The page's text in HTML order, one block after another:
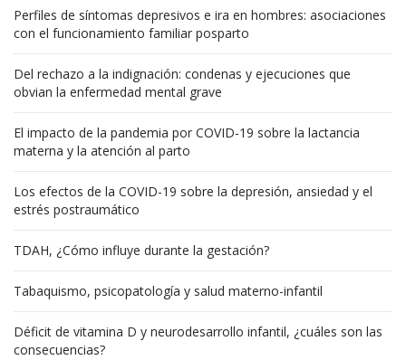
Perfiles de síntomas depresivos e ira en hombres: asociaciones
con el funcionamiento familiar posparto
Del rechazo a la indignación: condenas y ejecuciones que
obvian la enfermedad mental grave
El impacto de la pandemia por COVID-19 sobre la lactancia
materna y la atención al parto
Los efectos de la COVID-19 sobre la depresión, ansiedad y el
estrés postraumático
TDAH, ¿Cómo influye durante la gestación?
Tabaquismo, psicopatología y salud materno-infantil
Déficit de vitamina D y neurodesarrollo infantil, ¿cuáles son las
consecuencias?